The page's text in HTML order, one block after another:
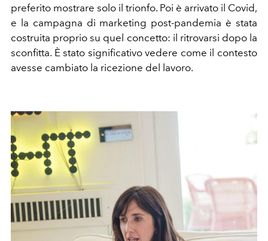
preferito mostrare solo il trionfo. Poi è arrivato il Covid,
e la campagna di marketing post-pandemia è stata
costruita proprio su quel concetto: il ritrovarsi dopo la
sconfitta. È stato significativo vedere come il contesto
avesse cambiato la ricezione del lavoro.